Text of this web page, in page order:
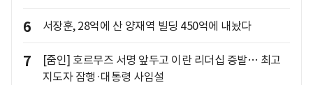
6 서장훈, 28억에 산 양재역 빌딩 450억에 내놨다
7
[줌인] 호르무즈 서명 앞두고 이란 리더십 증발… 최고
지도자 잠행·대통령 사임설